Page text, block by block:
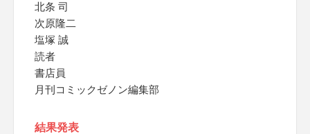
北条 司
次原隆二
塩塚 誠
読者
書店員
月刊コミックゼノン編集部
結果発表